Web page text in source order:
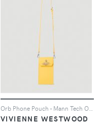
VIVIENNE WESTWOOD